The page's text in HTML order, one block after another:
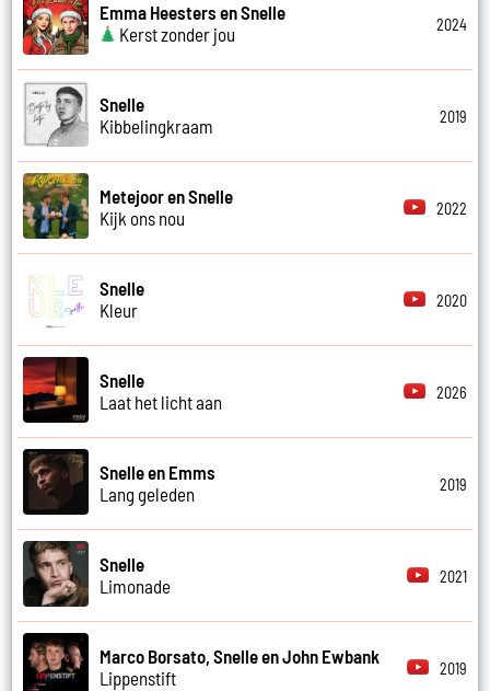
Emma Heesters en Snelle
Kerst zonder jou
2024
Snelle
Kibbelingkraam
2019
Metejoor en Snelle
Kijk ons nou
2022
Snelle
Kleur
2020
Snelle
Laat het licht aan
2026
Snelle en Emms
Lang geleden
2019
Snelle
Limonade
2021
Marco Borsato, Snelle en John Ewbank
Lippenstift
2019